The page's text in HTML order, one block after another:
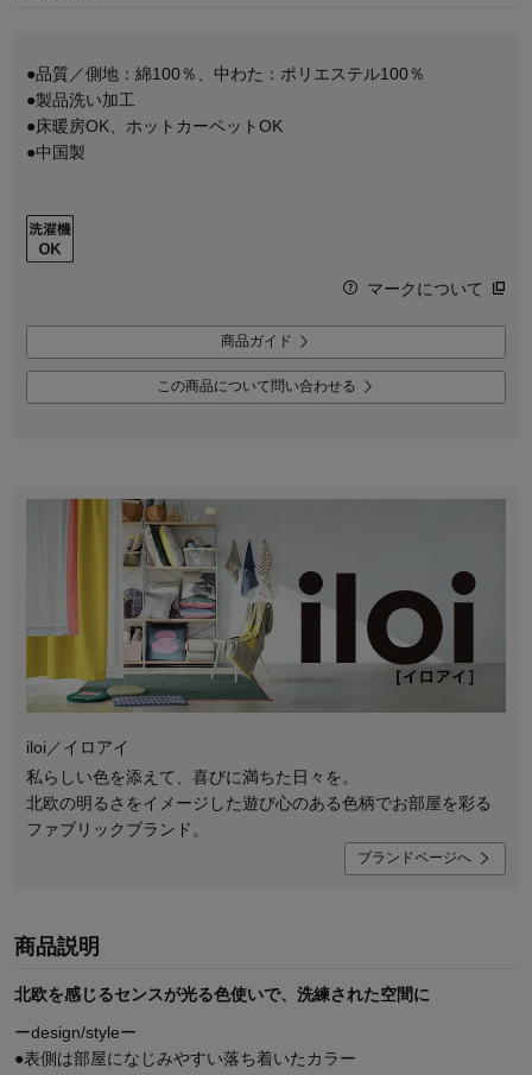
●品質／側地：綿100％、中わた：ポリエステル100％
●製品洗い加工
●床暖房OK、ホットカーペットOK
●中国製
マークについて
商品ガイド
この商品について問い合わせる
iloi／イロアイ
私らしい色を添えて、喜びに満ちた日々を。
北欧の明るさをイメージした遊び心のある色柄でお部屋を彩る
ファブリックブランド。
ブランドページへ
商品説明
北欧を感じるセンスが光る色使いで、洗練された空間に
ーdesign/styleー
●表側は部屋になじみやすい落ち着いたカラー